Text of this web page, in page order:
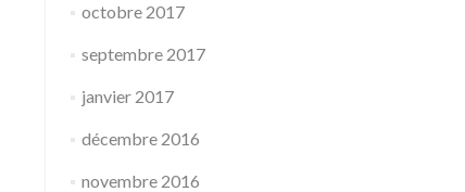
octobre 2017
septembre 2017
janvier 2017
décembre 2016
novembre 2016